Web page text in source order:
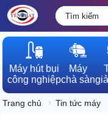
Máy hút bụi
công nghiệp
Máy
chà sàn
Trang chủ Tin tức máy